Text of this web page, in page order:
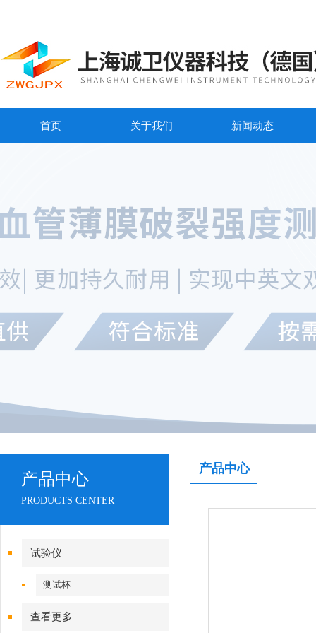
首页 关于我们 新闻动态
产品中心
PRODUCTS CENTER
试验仪
测试杯
查看更多
产品中心